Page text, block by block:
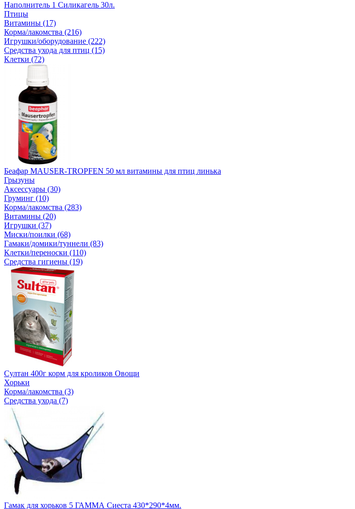
Наполнитель 1 Силикагель 30л.
Птицы
Витамины (17)
Корма/лакомства (216)
Игрушки/оборудование (222)
Средства ухода для птиц (15)
Клетки (72)
Беафар MAUSER-TROPFEN 50 мл витамины для птиц линька
Грызуны
Аксессуары (30)
Груминг (10)
Корма/лакомства (283)
Витамины (20)
Игрушки (37)
Миски/поилки (68)
Гамаки/домики/туннели (83)
Клетки/переноски (110)
Средства гигиены (19)
Султан 400г корм для кроликов Овощи
Хорьки
Корма/лакомства (3)
Средства ухода (7)
Гамак для хорьков 5 ГАММА Сиеста 430*290*4мм.